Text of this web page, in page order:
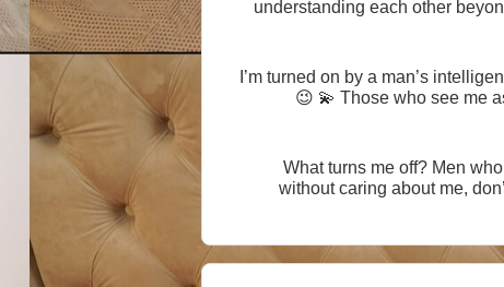
understanding each other
I’m turned on by a man’s
💫 Those who see me
What turns me off? Men
without caring about me,